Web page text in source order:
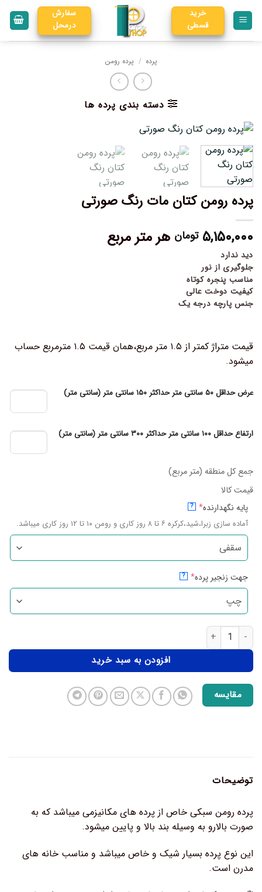
خرید
قسطی
سفارش
درمحل
پرده / پرده رومن
دسته بندی پرده ها
پرده رومن کتان مات رنگ صورتی
۵,۱۵۰,۰۰۰ تومان هر متر مربع
دید ندارد
جلوگیری از نور
مناسب پنجره کوتاه
کیفیت دوخت عالی
جنس پارچه درجه یک
قیمت متراژ کمتر از ۱.۵ متر مربع،همان قیمت ۱.۵ مترمربع حساب
میشود.
عرض حداقل ۵۰ سانتی متر حداکثر ۱۵۰ سانتی متر (سانتی متر)
ارتفاع حداقل ۱۰۰ سانتی متر حداکثر ۳۰۰ سانتی متر (سانتی متر)
جمع کل منطقه (متر مربع)
قیمت کالا
پایه نگهدارنده*
?
آماده سازی زبرا،شید،کرکره ۶ تا ۸ روز کاری و رومن ۱۰ تا ۱۲ روز کاری میباشد.
جهت زنجیر پرده*
?
افزودن به سبد خرید
مقایسه
توضیحات
پرده رومن سبکی خاص از پرده های مکانیزمی میباشد که به
صورت بالارو به وسیله بند بالا و پایین میشود.
این نوع پرده بسیار شیک و خاص میباشد و مناسب خانه های
مدرن است.